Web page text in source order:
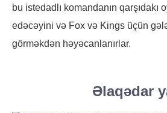
bu istedadlı komandanın qarşıdakı
edəcəyini və Fox və Kings üçün
görməkdən həyəcanlanırlar.
Əlaqədar